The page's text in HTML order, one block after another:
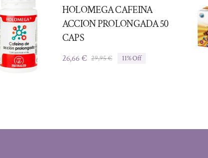
HOLOMEGA CAFEINA
ACCION PROLONGADA 50
CAPS
29,95€El
26,66€
El
11% Off